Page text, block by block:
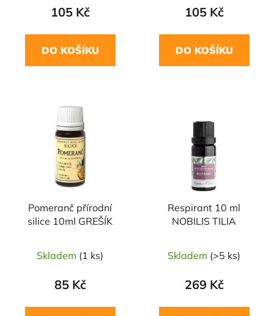
105 Kč
DO KOŠÍKU
105 Kč
DO KOŠÍKU
Pomeranč přírodní
silice 10ml GREŠÍK
Skladem (1 ks)
85 Kč
Respirant 10 ml
NOBILIS TILIA
Skladem (>5 ks)
269 Kč